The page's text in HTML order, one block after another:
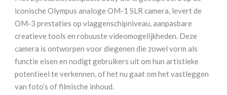
Body
aantal
iconische Olympus analoge OM-1 SLR camera, levert de
OM-3 prestaties op vlaggenschipniveau, aanpasbare
creatieve tools en robuuste videomogelijkheden. Deze
camera is ontworpen voor diegenen die zowel vorm als
functie eisen en nodigt gebruikers uit om hun artistieke
potentieel te verkennen, of het nu gaat om het vastleggen
van foto’s of filmische inhoud.